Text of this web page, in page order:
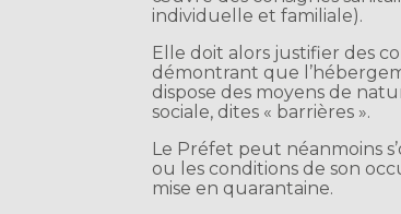
individuelle et familiale).
Elle doit alors justifier des
démontrant que
dispose des moyens de
sociale, dites « barrières ».
Le Préfet peut néanmoins
ou les conditions de son
mise en quarantaine.